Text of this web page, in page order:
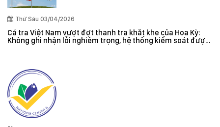
Thứ Sáu 03/04/2026
Cá tra Việt Nam vượt đợt thanh tra khắt khe của Hoa Kỳ:
Không ghi nhận lỗi nghiêm trọng, hệ thống kiểm soát được